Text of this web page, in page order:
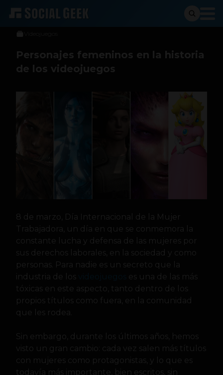
Stiven Cartagena
8 de marzo de 2019
Personajes femeninos en la historia
de los videojuegos
8 de marzo, Día Internacional de la Mujer
Trabajadora, un día en que se conmemora la
constante lucha y defensa de las mujeres por
sus derechos laborales, en la sociedad y como
personas. Para nadie es un secreto que la
industria de los
es una de las más
tóxicas en este aspecto, tanto dentro de los
propios títulos como fuera, en la comunidad
que les rodea.
Sin embargo, durante los últimos años, hemos
visto un gran cambio: cada vez salen más títulos
con mujeres como protagonistas, y lo que es
todavía más importante, bien escritos, sin